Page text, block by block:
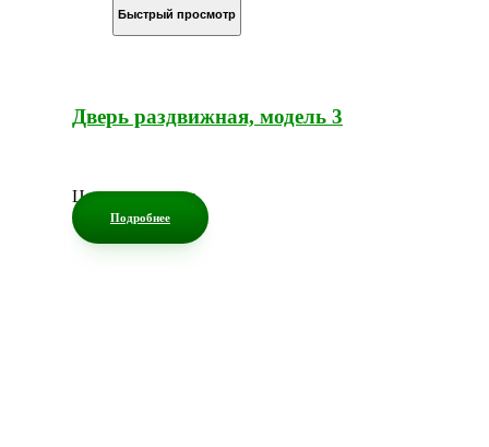
Быстрый просмотр
Дверь раздвижная, модель 3
Цена по запросу
Подробнее